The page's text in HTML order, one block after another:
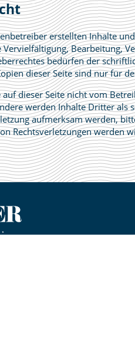
erstellten Inhalte
Vervielfältigung, Bearbeitung,
bedürfen der
dieser Seite sind nur für
auf dieser Seite nicht vom
werden Inhalte Dritter als
aufmerksam werden,
Rechtsverletzungen werden